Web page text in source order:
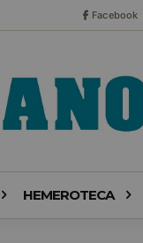
Facebook
HEMEROTECA